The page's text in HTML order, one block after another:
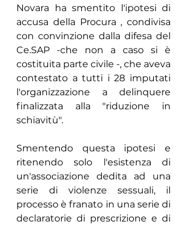
Novara ha smentito l'ipotesi di
accusa della Procura , condivisa
con convinzione dalla difesa del
Ce.SAP -che non a caso si è
costituita parte civile -, che aveva
contestato a tutti i 28 imputati
l'organizzazione a delinquere
finalizzata alla "riduzione in
schiavitù".
Smentendo questa ipotesi e
ritenendo solo l'esistenza di
un'associazione dedita ad una
serie di violenze sessuali, il
processo è franato in una serie di
declaratorie di prescrizione e di